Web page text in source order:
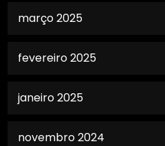
março 2025
fevereiro 2025
janeiro 2025
novembro 2024